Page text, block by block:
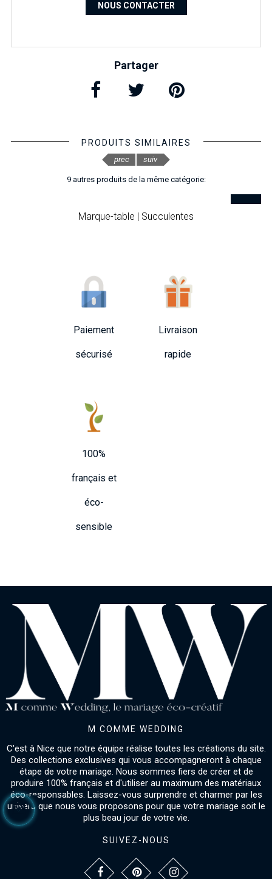
NOUS CONTACTER
Partager
PRODUITS SIMILAIRES
9 autres produits de la même catégorie:
Marque-table | Succulentes
prec suiv
Paiement
sécurisé
Livraison
rapide
100%
français et
éco-
sensible
M COMME WEDDING
C'est à Nice que notre équipe réalise toutes les créations du site.
Des collections exclusives qui vous accompagneront à chaque
étape de votre mariage. Nous sommes fiers de créer et de
produire 100% français et d'utiliser au maximum des matériaux
éco-responsables. Laissez-vous surprendre et charmer par les
univers que nous vous proposons pour que votre mariage soit le
plus beau jour de votre vie.
SUIVEZ-NOUS